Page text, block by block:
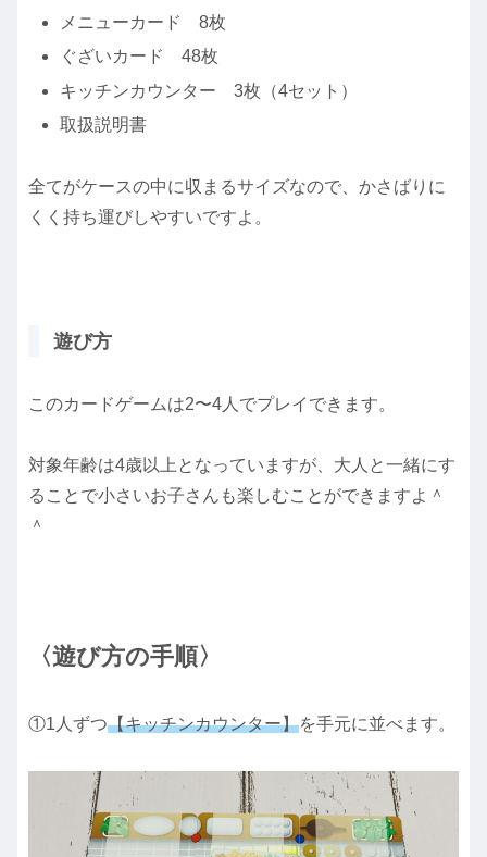
メニューカード 8枚
ぐざいカード 48枚
キッチンカウンター 3枚（4セット）
取扱説明書
全てがケースの中に収まるサイズなので、かさばりに
くく持ち運びしやすいですよ。
遊び方
このカードゲームは2〜4人でプレイできます。
対象年齢は4歳以上となっていますが、大人と一緒にす
ることで小さいお子さんも楽しむことができますよ＾
＾
〈遊び方の手順〉
①1人ずつ【キッチンカウンター】を手元に並べます。